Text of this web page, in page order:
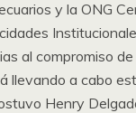
y la ONG
al compromiso
llevando a cabo
Henry